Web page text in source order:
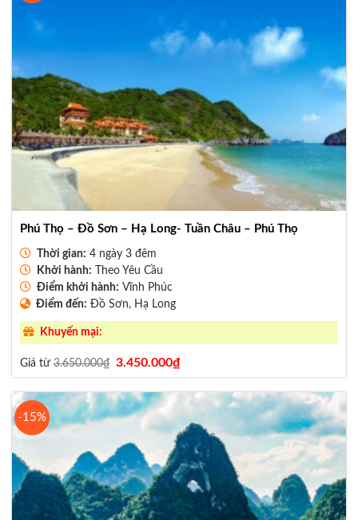
Phú Thọ – Đồ Sơn – Hạ Long- Tuần Châu – Phú Thọ
Thời gian: 4 ngày 3 đêm
Khởi hành: Theo Yêu Cầu
Điểm khởi hành: Vĩnh Phúc
Điểm đến: Đồ Sơn, Hạ Long
Khuyến mại:
Giá từ3.650.000₫
Giá
gốc
là:
3.650.000₫.
3.450.000₫Giá
hiện
tại
là:
3.450.000₫.
-15%